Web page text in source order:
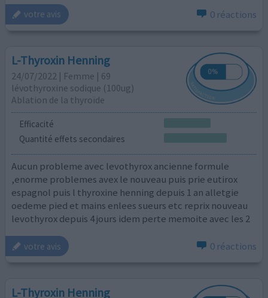
votre avis 0 réactions
L-Thyroxin Henning
24/07/2022 | Femme | 69
lévothyroxine sodique (100ug)
Ablation de la thyroïde
Efficacité
Quantité effets secondaires
Aucun probleme avec levothyrox ancienne formule
,enorme problemes avex le nouveau puis prie eutirox
espagnol puis l thyroxine henning depuis 1 an alletgie
oedeme pied et mains enlees sueurs etc reprix nouveau
levothyrox depuis 4 jours idem perte memoite avec les 2
votre avis 0 réactions
L-Thyroxin Henning